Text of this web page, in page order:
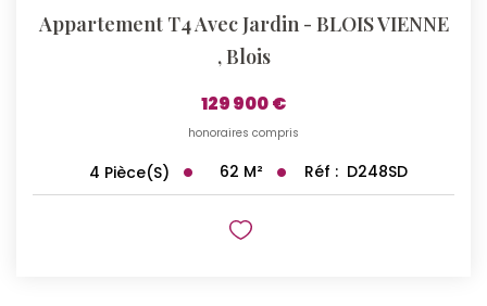
Appartement T4 Avec Jardin - BLOIS VIENNE
,Blois
129 900 €
honoraires compris
4 Pièce(s) 62 M² Réf : D248SD